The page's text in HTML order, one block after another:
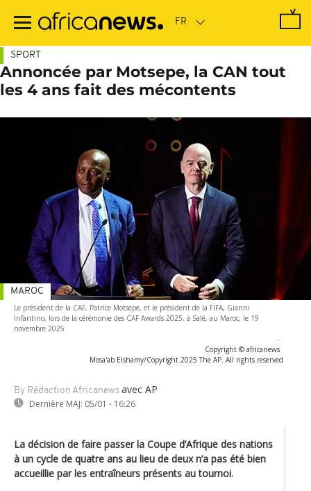
contenu
SPORT
Annoncée par Motsepe, la CAN tout
les 4 ans fait des mécontents
Le président de la CAF, Patrice Motsepe, et le président de la FIFA, Gianni
Infantino, lors de la cérémonie des CAF Awards 2025, à Salé, au Maroc, le 19
novembre 2025
-
Copyright © africanews
Mosa'ab Elshamy/Copyright 2025 The AP. All rights reserved
By Rédaction Africanews avec AP
Dernière MAJ: 05/01 - 16:26
MAROC
La décision de faire passer la Coupe d’Afrique des nations
à un cycle de quatre ans au lieu de deux n’a pas été bien
accueillie par les entraîneurs présents au tournoi.